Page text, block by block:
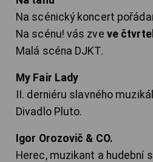
Na scénický koncert
Na scénu! vás zve ve
Malá scéna DJKT.
My Fair Lady
II. derniéru slavného
Divadlo Pluto.
Igor Orozovič & CO.
Herec, muzikant a hudební